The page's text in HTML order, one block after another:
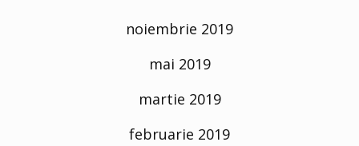
noiembrie 2019
mai 2019
martie 2019
februarie 2019